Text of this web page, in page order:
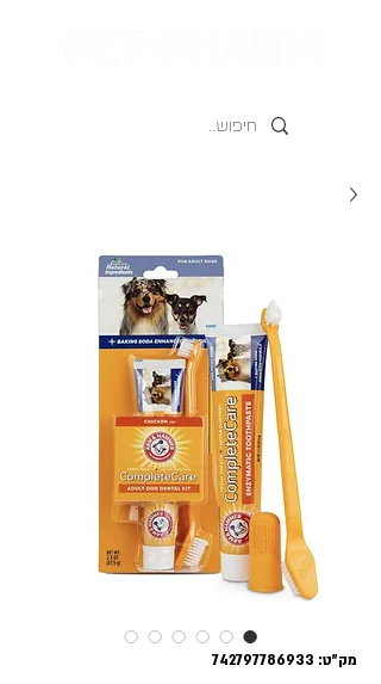
מק"ט: 742797786933